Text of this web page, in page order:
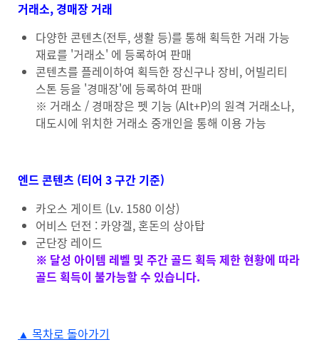
거래소, 경매장 거래
다양한 콘텐츠(전투, 생활 등)를 통해 획득한 거래 가능
재료를 '거래소' 에 등록하여 판매
콘텐츠를 플레이하여 획득한 장신구나 장비, 어빌리티
스톤 등을 '경매장'에 등록하여 판매
※ 거래소 / 경매장은 펫 기능 (Alt+P)의 원격 거래소나,
대도시에 위치한 거래소 중개인을 통해 이용 가능
엔드 콘텐츠 (티어 3 구간 기준)
카오스 게이트 (Lv. 1580 이상)
어비스 던전 : 카양겔, 혼돈의 상아탑
군단장 레이드
※ 달성 아이템 레벨 및 주간 골드 획득 제한 현황에 따라
골드 획득이 불가능할 수 있습니다.
▲ 목차로 돌아가기